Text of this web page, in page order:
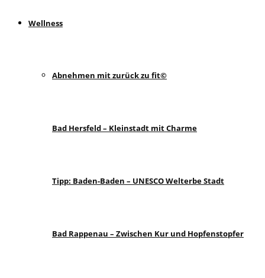
Wellness
Abnehmen mit zurück zu fit©
Bad Hersfeld – Kleinstadt mit Charme
Tipp: Baden-Baden – UNESCO Welterbe Stadt
Bad Rappenau – Zwischen Kur und Hopfenstopfer